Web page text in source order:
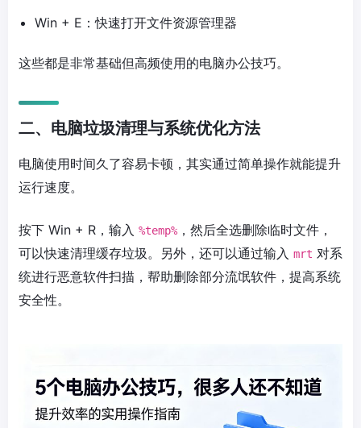
Win + E：快速打开文件资源管理器
这些都是非常基础但高频使用的电脑办公技巧。
二、电脑垃圾清理与系统优化方法
电脑使用时间久了容易卡顿，其实通过简单操作就能提升
运行速度。
按下 Win + R，输入 %temp% ，然后全选删除临时文件，
可以快速清理缓存垃圾。另外，还可以通过输入 mrt 对系
统进行恶意软件扫描，帮助删除部分流氓软件，提高系统
安全性。